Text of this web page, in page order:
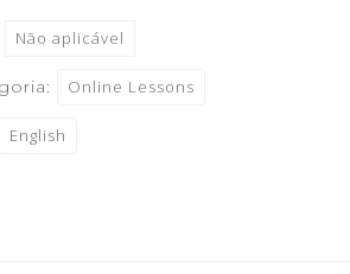
Não aplicável
Online Lessons
English